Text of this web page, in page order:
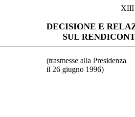
XIII
DECISIONE E
SUL
(trasmesse alla Presidenza
il 26 giugno 1996)